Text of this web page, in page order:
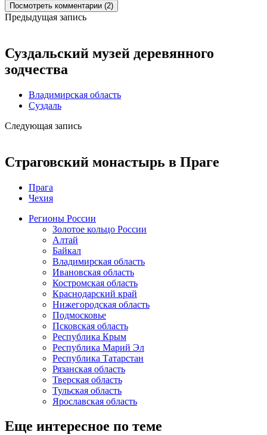
Посмотреть комментарии (2)
Предыдущая запись
Суздальский музей деревянного
зодчества
Владимирская область
Суздаль
Следующая запись
Страговский монастырь в Праге
Прага
Чехия
Регионы России
Золотое кольцо России
Алтай
Байкал
Владимирская область
Ивановская область
Костромская область
Краснодарский край
Нижегородская область
Подмосковье
Псковская область
Республика Крым
Республика Марий Эл
Республика Татарстан
Рязанская область
Тверская область
Тульская область
Ярославская область
Еще интересное по теме